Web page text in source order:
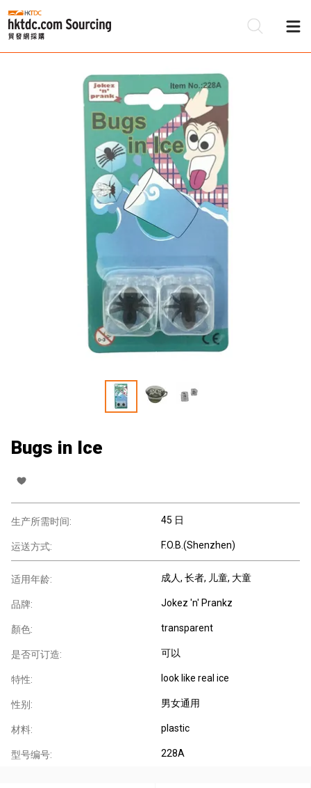
Bugs in Ice
生产所需时间: 45 日
运送方式: F.O.B.(Shenzhen)
适用年龄: 成人, 长者, 儿童, 大童
品牌: Jokez 'n' Prankz
顏色: transparent
是否可订造: 可以
特性: look like real ice
性别: 男女通用
材料: plastic
型号编号: 228A